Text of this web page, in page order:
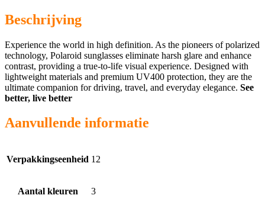
Beschrijving
Experience the world in high definition. As the pioneers of polarized
technology, Polaroid sunglasses eliminate harsh glare and enhance
contrast, providing a true-to-life visual experience. Designed with
lightweight materials and premium UV400 protection, they are the
ultimate companion for driving, travel, and everyday elegance. See
better, live better
Aanvullende informatie
Verpakkingseenheid 12
Aantal kleuren 3